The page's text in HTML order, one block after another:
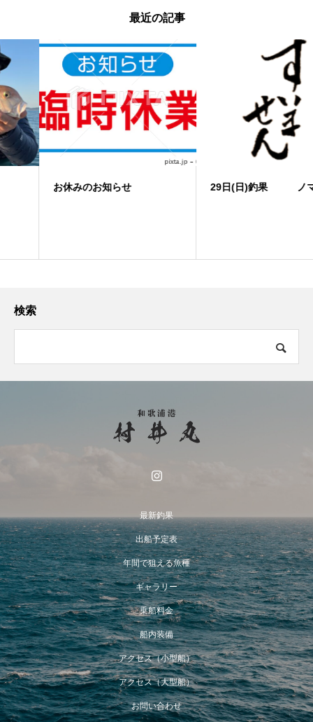
最近の記事
お休みのお知らせ 29日(日)釣果 ノマセ便
検索
最新釣果
出船予定表
年間で狙える魚種
ギャラリー
乗船料金
船内装備
アクセス（小型船）
アクセス（大型船）
お問い合わせ